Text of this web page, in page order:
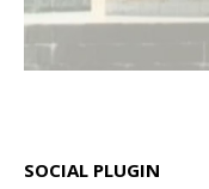
SOCIAL PLUGIN